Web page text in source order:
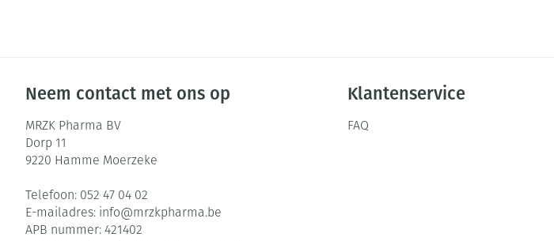
Neem contact met ons op
MRZK Pharma BV
Dorp 11
9220 Hamme Moerzeke
Telefoon: 052 47 04 02
E-mailadres: info@mrzkpharma.be
APB nummer: 421402
Klantenservice
FAQ